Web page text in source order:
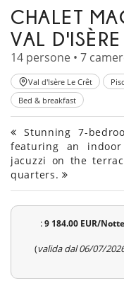
CHALET
VAL D'ISÈRE
14 persone • 7
Val d'Isère Le Crêt
Bed & breakfast
Stunning 7-
featuring an indoor
jacuzzi on the
quarters.
:9 184.00 EUR/Notte
(valida dal 06/07/